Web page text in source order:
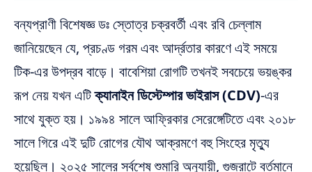
বন্যপ্রাণী বিশেষজ্ঞ ডঃ স্তোত্র চক্রবর্তী এবং রবি চেল্লাম
জানিয়েছেন যে, প্রচণ্ড গরম এবং আর্দ্রতার কারণে এই সময়ে
টিক-এর উপদ্রব বাড়ে। বাবেশিয়া রোগটি তখনই সবচেয়ে ভয়ঙ্কর
রূপ নেয় যখন এটিক্যানাইন ডিস্টেম্পার ভাইরাস (CDV)-এর
সাথে যুক্ত হয়। ১৯৯৪ সালে আফ্রিকার সেরেঙ্গেটিতে এবং ২০১৮
সালে গিরে এই দুটি রোগের যৌথ আক্রমণে বহু সিংহের মৃত্যু
হয়েছিল। ২০২৫ সালের সর্বশেষ শুমারি অনুযায়ী, গুজরাটে বর্তমানে